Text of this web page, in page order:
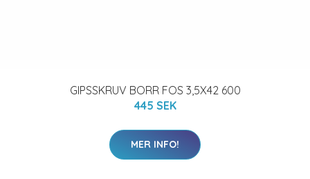
GIPSSKRUV BORR FOS 3,5X42 600
445 SEK
MER INFO!